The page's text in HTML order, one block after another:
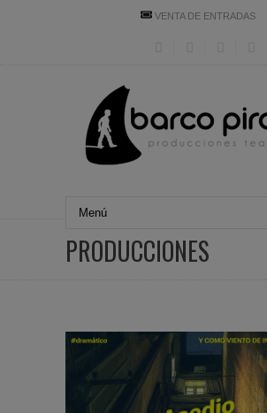
VENTA DE ENTRADAS
PRODUCCIONES